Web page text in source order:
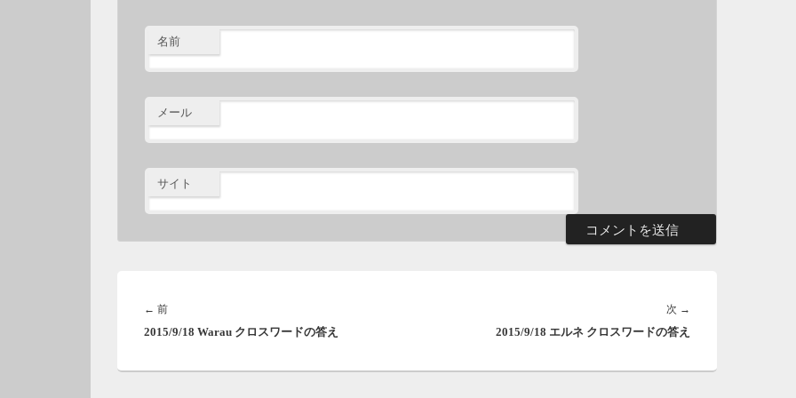
名前
メール
サイト
稿
ナ
← 前前
の
2015/9/18 Warau クロスワードの答え
次 →
2015/9/18 エルネ クロスワードの答え